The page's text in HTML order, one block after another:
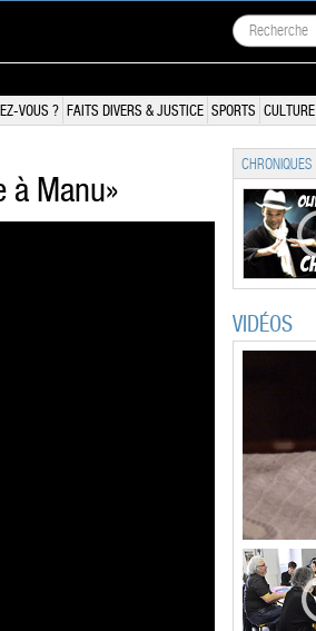
VOUS ? FAITS DIVERS & JUSTICE SPORTS CULTURE
à Manu»
CHRONIQUES
VIDÉOS